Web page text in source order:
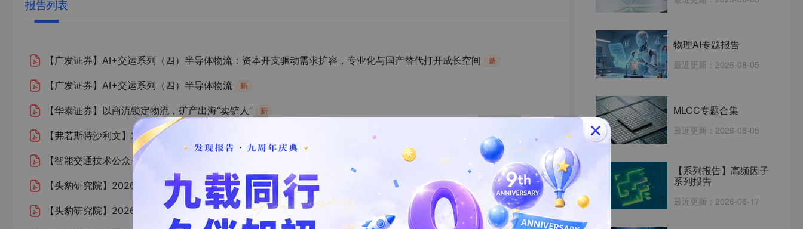
报告列表
【广发证券】 AI+交运系列（四）半导体物流：资本开支驱动需求扩容，专业化与国产替代打开成长空间
【广发证券】 AI+交运系列（四）半导体物流
【华泰证券】 以商流锁定物流，矿产出海“卖铲人”
【弗若斯特沙利文】 2026年全球物流智能化设备行业研究报告
【智能交通技术公众号】
【头豹研究院】 2026年中国低空经济物流行业：蓝海启航，无人机配送重塑物流供应链
【头豹研究院】 2026年中国低空经济物流行业：蓝海启航，无人机配送重塑物流供应链（清洁版）
物理AI专题报告
最近更新： 2026-08-05
MLCC专题合集
最近更新： 2026-08-05
【系列报告】高频因子
系列报告
最近更新： 2026-06-17